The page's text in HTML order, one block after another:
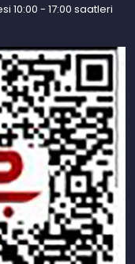
10:00 - 17:00 saatleri